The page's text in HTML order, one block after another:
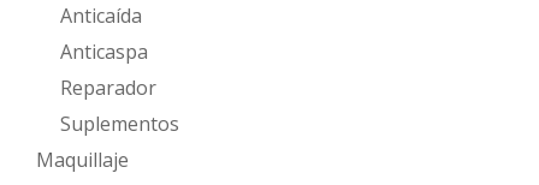
Anticaída
Anticaspa
Reparador
Suplementos
Maquillaje